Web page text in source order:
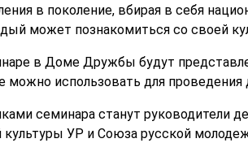
в поколение, вбирая в себя
может познакомиться со своей
в Доме Дружбы будут
можно использовать для
семинара станут руководители
культуры УР и Союза русской